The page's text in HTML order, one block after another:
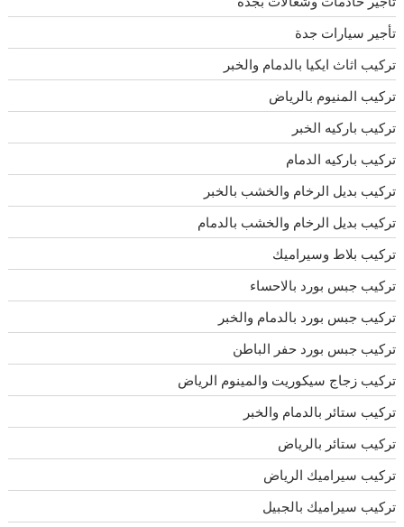
تأجير سيارات جدة
تركيب اثاث ايكيا بالدمام والخبر
تركيب المنيوم بالرياض
تركيب باركيه الخبر
تركيب باركيه الدمام
تركيب بديل الرخام والخشب بالخبر
تركيب بديل الرخام والخشب بالدمام
تركيب بلاط وسيراميك
تركيب جبس بورد بالاحساء
تركيب جبس بورد بالدمام والخبر
تركيب جبس بورد حفر الباطن
تركيب زجاج سيكوريت والمينوم الرياض
تركيب ستائر بالدمام والخبر
تركيب ستائر بالرياض
تركيب سيراميك الرياض
تركيب سيراميك بالجبيل